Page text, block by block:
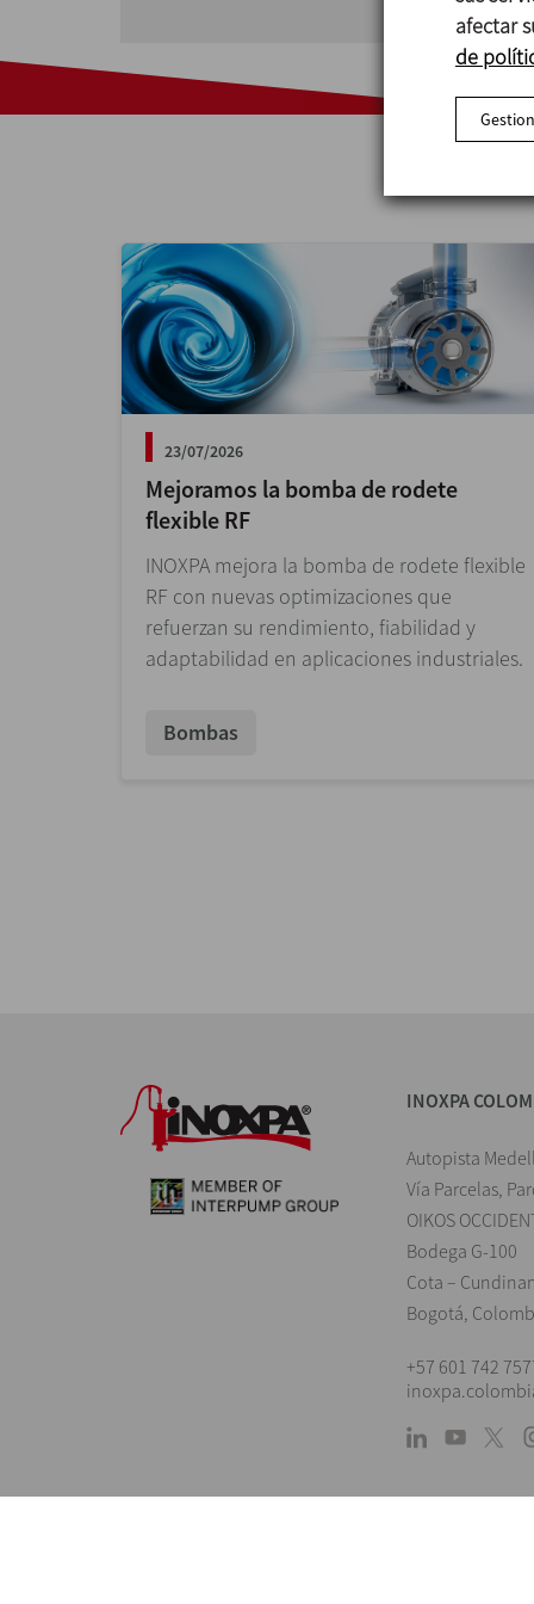
23/07/2026
Mejoramos la bomba de rodete
flexible RF
INOXPA mejora la bomba de rodete flexible
RF con nuevas optimizaciones que
refuerzan su rendimiento, fiabilidad y
adaptabilidad en aplicaciones industriales.
Bombas
INOXPA
Autopista
Vía Parcelas,
OIKOS
Bodega G-100
Cota –
Bogotá,
+57 601 742
afectar
de